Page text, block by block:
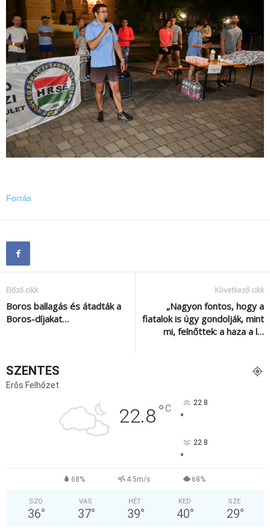
Forrás
Előző cikk
Boros ballagás és átadták a
Boros-díjakat…
Következő cikk
„Nagyon fontos, hogy a
fiatalok is úgy gondolják, mint
mi, felnőttek: a haza a l…
SZENTES
Erős Felhőzet
22.8°C 22.8
°
22.8
°
68% 4.5m/s 68%
SZO
36°
VAS
37°
HÉT
39°
KED
40°
SZE
29°